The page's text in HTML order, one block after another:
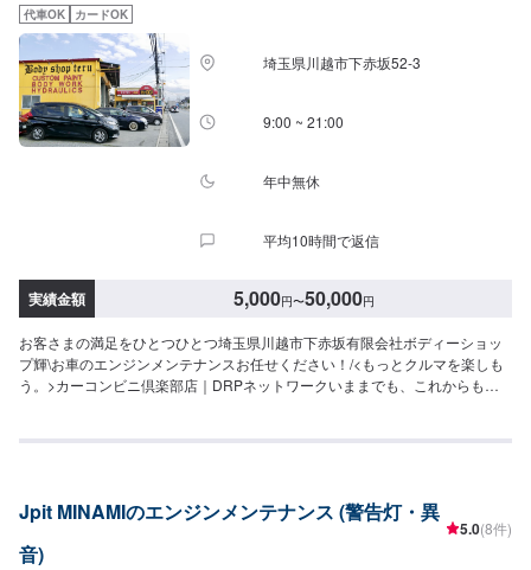
軽にご相談ください。※代車の燃料代はお客様にご負担いただいております。
<定休日・営業時間>定休日：なし営業時間：9:00~18:00クレジット・QR決
済などをご希望の方は事前にお申し付けください。
代車OK カードOK
埼玉県川越市下赤坂52‐3
9:00 ~ 21:00
年中無休
平均10時間で返信
実績金額 5,000円〜50,000円
お客さまの満足をひとつひとつ埼玉県川越市下赤坂有限会社ボディーショッ
プ輝\お車のエンジンメンテナンスお任せください！/<もっとクルマを楽しも
う。>カーコンビニ倶楽部店｜DRPネットワークいままでも、これからも。
めカーコンビニ倶楽部やDRPネットワークに加入し、設備を整え、焦ること
納得いただければ作業開始【4】仕上がり次第納車<パーツ持ち込みOK>パー
ツの持ち込み・販売が可能です。持ち込みをご希望の方はオファーにて、車
種情報と持ち込みパーツの詳細をお送りください。店頭でのパーツのご購入
Jpit MINAMIのエンジンメンテナンス (警告灯・異
音)
5.0(8件)